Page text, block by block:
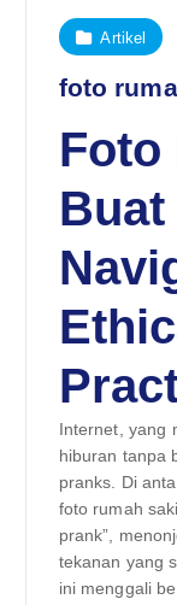
Artikel
foto
Foto
Internet, yang
hiburan tanpa
pranks. Di
foto rumah
prank”,
tekanan yang
ini menggali